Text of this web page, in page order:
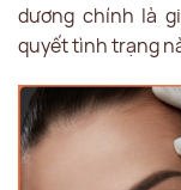
dương chính là
quyết tình trạng